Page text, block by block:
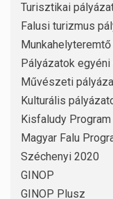
Turisztikai
Falusi turizmus
Pályázatok
Művészeti
Kulturális
Kisfaludy Program
Magyar Falu
Széchenyi 2020
GINOP
GINOP Plusz